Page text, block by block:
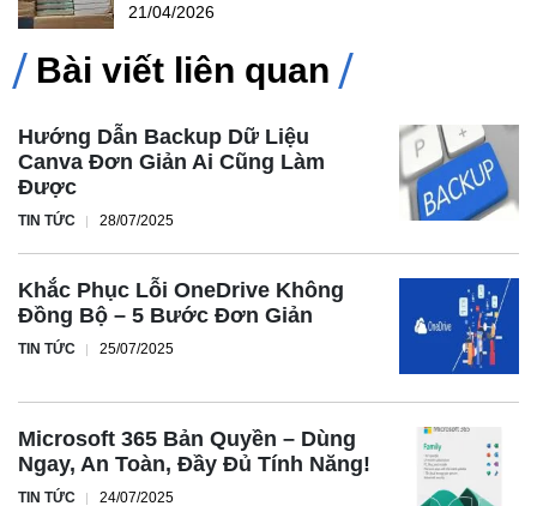
21/04/2026
Bài viết liên quan
Hướng Dẫn Backup Dữ Liệu
Canva Đơn Giản Ai Cũng Làm
Được
TIN TỨC 28/07/2025
Khắc Phục Lỗi OneDrive Không
Đồng Bộ – 5 Bước Đơn Giản
TIN TỨC 25/07/2025
Microsoft 365 Bản Quyền – Dùng
Ngay, An Toàn, Đầy Đủ Tính Năng!
TIN TỨC 24/07/2025